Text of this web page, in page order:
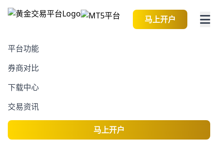
马上开户
平台功能
券商对比
下载中心
交易资讯
马上开户
2026-08-07 02:25:22
在赢得“史诗级”流媒体并
购战后，奈飞(NFLX.US)
面临全球反垄断挑战